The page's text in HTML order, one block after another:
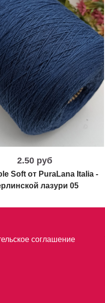
2.50 руб
Soft от PuraLana Italia -
лазури 05
соглашение